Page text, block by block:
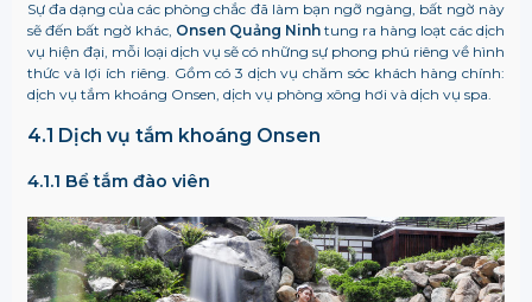
Sự đa dạng của các phòng chắc đã làm bạn ngỡ ngàng, bất ngờ này
sẽ đến bất ngờ khác, Onsen Quảng Ninh tung ra hàng loạt các dịch
vụ hiện đại, mỗi loại dịch vụ sẽ có những sự phong phú riêng về hình
thức và lợi ích riêng. Gồm có 3 dịch vụ chăm sóc khách hàng chính:
dịch vụ tắm khoáng Onsen , dịch vụ phòng xông hơi và dịch vụ spa.
4.1 Dịch vụ tắm khoáng Onsen
4.1.1 Bể tắm đào viên